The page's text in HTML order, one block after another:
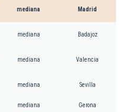
mediana Madrid
mediana Badajoz
mediana Valencia
mediana Sevilla
mediana Gerona